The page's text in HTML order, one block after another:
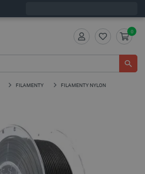
0
FILAMENTY FILAMENTY NYLON